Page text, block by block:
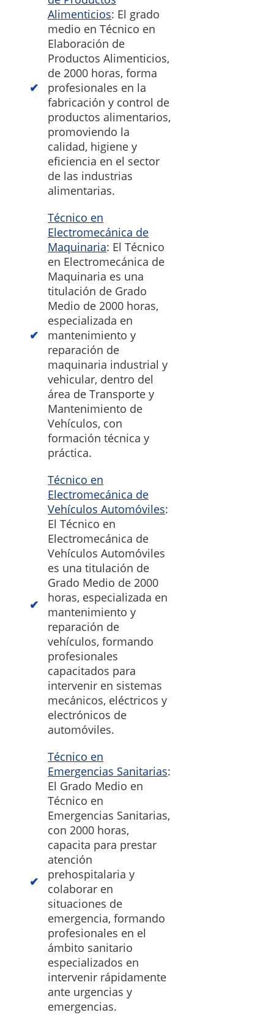
Alimenticios: El grado
medio en Técnico en
Elaboración de
Productos Alimenticios,
de 2000 horas, forma
profesionales en la
fabricación y control de
productos alimentarios,
promoviendo la
calidad, higiene y
eficiencia en el sector
de las industrias
alimentarias.
Técnico en
Electromecánica de
Maquinaria: El Técnico
en Electromecánica de
Maquinaria es una
titulación de Grado
Medio de 2000 horas,
especializada en
mantenimiento y
reparación de
maquinaria industrial y
vehicular, dentro del
área de Transporte y
Mantenimiento de
Vehículos, con
formación técnica y
práctica.
Técnico en
Electromecánica de
Vehículos Automóviles:
El Técnico en
Electromecánica de
Vehículos Automóviles
es una titulación de
Grado Medio de 2000
horas, especializada en
mantenimiento y
reparación de
vehículos, formando
profesionales
capacitados para
intervenir en sistemas
mecánicos, eléctricos y
electrónicos de
automóviles.
Técnico en
Emergencias Sanitarias:
El Grado Medio en
Técnico en
Emergencias Sanitarias,
con 2000 horas,
capacita para prestar
atención
prehospitalaria y
colaborar en
situaciones de
emergencia, formando
profesionales en el
ámbito sanitario
especializados en
intervenir rápidamente
ante urgencias y
emergencias.